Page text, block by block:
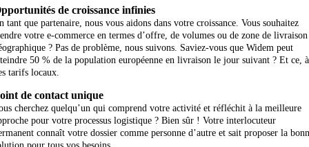
de croissance infinies
tant que partenaire, nous vous aidons dans votre croissance. Vous souhaitez
votre e-commerce en termes d’offre, de volumes ou de zone de livraison
? Pas de problème, nous suivons. Saviez-vous que Widem peut
50 % de la population européenne en livraison le jour suivant ? Et ce, à
tarifs locaux.
de contact unique
cherchez quelqu’un qui comprend votre activité et réfléchit à la meilleure
pour votre processus logistique ? Bien sûr ! Votre interlocuteur
connaît votre dossier comme personne d’autre et sait proposer la